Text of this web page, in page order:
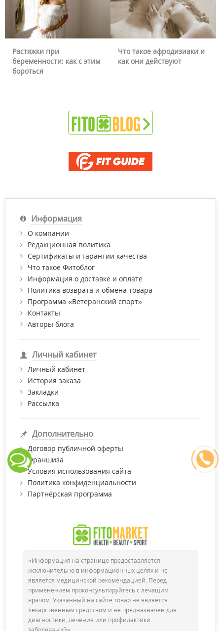
Растяжки при
беременности: как с этим
бороться
Что такое афродизиаки и
как они действуют
Информация
О компании
Редакционная политика
Сертификаты и гарантии качества
Что такое Фитоблог
Информация о доставке и оплате
Политика возврата и обмена товара
Программа «Ветеранский спорт»
Контакты
Авторы блога
Личный кабинет
Личный кабинет
История заказа
Закладки
Рассылка
Дополнительно
Договор публичной оферты
Франшиза
Условия использования сайта
Политика конфиденциальности
Партнёрская программа
«Информация на странице предоставляется
исключительно в информационных целях и не
является медицинской рекомендацией. Перед
применением проконсультируйтесь с лечащим
врачом. Указанный на сайте товар не является
лекарственным средством и не предназначен для
диагностики, лечения или профилактики